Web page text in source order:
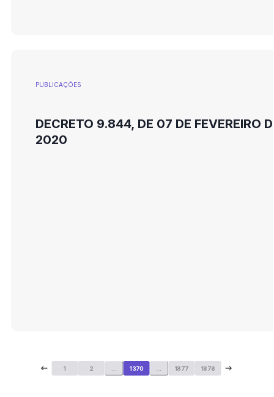
PUBLICAÇÕES
DECRETO 9.844, DE 07 DE FEVEREIRO
2020
1 2 1370 1877 1878